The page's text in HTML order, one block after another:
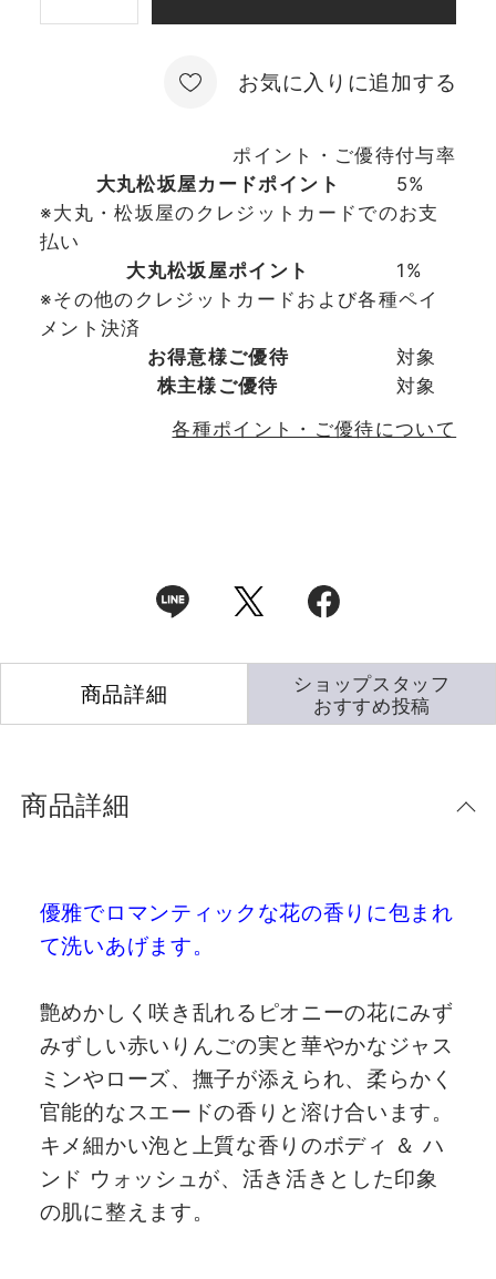
お気に入りに追加する
ポイント・ご優待付与率
大丸松坂屋カードポイント
5%
※大丸・松坂屋のクレジットカードでのお支
払い
大丸松坂屋ポイント
1%
※その他のクレジットカードおよび各種ペイ
メント決済
お得意様ご優待
対象
株主様ご優待
対象
各種ポイント・ご優待について
商品詳細
商品詳細
優雅でロマンティックな花の香りに包まれ
て洗いあげます。
艶めかしく咲き乱れるピオニーの花にみず
みずしい赤いりんごの実と華やかなジャス
ミンやローズ、撫子が添えられ、柔らかく
官能的なスエードの香りと溶け合います。
キメ細かい泡と上質な香りのボディ ＆ ハ
ンド ウォッシュが、活き活きとした印象
の肌に整えます。
ショップスタッフ
おすすめ投稿